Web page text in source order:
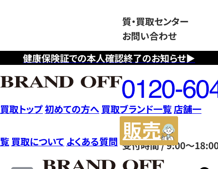
健康保険証での本人確認終了のお知らせ▶
質・買取センター
お問い合わせ
フ
リ
ー
ダ
イ
ヤ
ル
0120604117
受付時間 / 9:00～
買取トップ初めての方へ 買取ブランド一覧店舗一
覧 買取について よくある質問
サ